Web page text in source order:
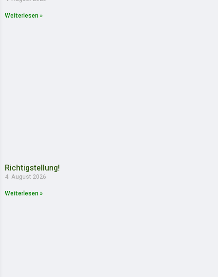
Weiterlesen »
Richtigstellung!
4. August 2026
Weiterlesen »